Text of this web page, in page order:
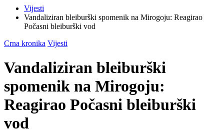
Vijesti
Vandaliziran bleiburški spomenik na Mirogoju: Reagirao
Počasni bleiburški vod
Crna kronika Vijesti
Vandaliziran bleiburški
spomenik na Mirogoju:
Reagirao Počasni bleiburški
vod